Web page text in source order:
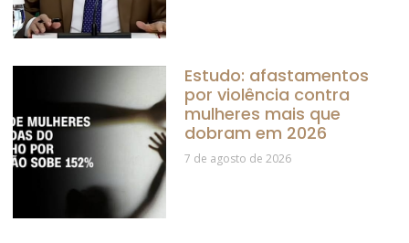
Estudo: afastamentos
por violência contra
mulheres mais que
dobram em 2026
7 de agosto de 2026